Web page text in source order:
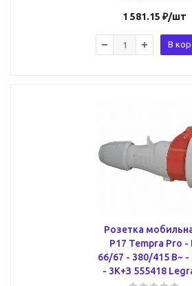
1 581.15 ₽/шт
В
Розетка
P17 Tempra Pro -
66/67 - 380/415 В~ -
- 3К+З 555418